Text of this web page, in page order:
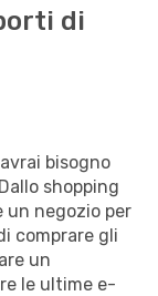
di
bisogno
shopping
un negozio per
comprare gli
un
le ultime e-